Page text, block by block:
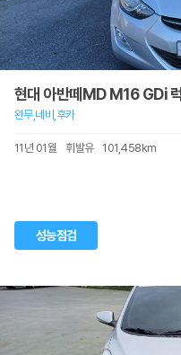
현대 아반떼MD M16 GDi
완무,네비,후카
11년 01월 휘발유 101,458km
성능점검